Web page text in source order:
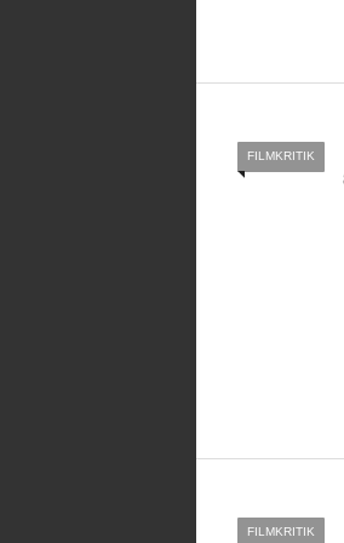
FILMKRITIK
FILMKRITIK